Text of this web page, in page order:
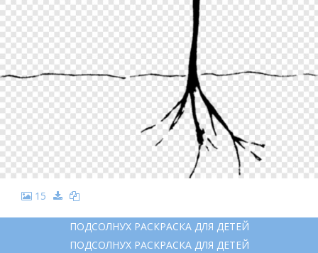
15
ПОДСОЛНУХ РАСКРАСКА ДЛЯ ДЕТЕЙ
ПОДСОЛНУХ РАСКРАСКА ДЛЯ ДЕТЕЙ